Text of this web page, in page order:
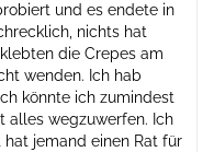
und es endete in
nichts hat
die Crepes am
wenden. Ich hab
könnte ich zumindest
alles wegzuwerfen. Ich
jemand einen Rat für